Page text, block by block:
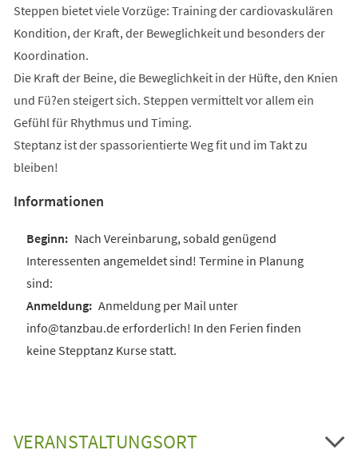
Steppen bietet viele Vorzüge: Training der cardiovaskulären
Kondition, der Kraft, der Beweglichkeit und besonders der
Koordination.
Die Kraft der Beine, die Beweglichkeit in der Hüfte, den Knien
und Fü?en steigert sich. Steppen vermittelt vor allem ein
Gefühl für Rhythmus und Timing.
Steptanz ist der spassorientierte Weg fit und im Takt zu
bleiben!
Informationen
Nach Vereinbarung, sobald genügend
Interessenten angemeldet sind! Termine in Planung
sind:
Anmeldung per Mail unter
info@tanzbau.de erforderlich! In den Ferien finden
keine Stepptanz Kurse statt.
VERANSTALTUNGSORT